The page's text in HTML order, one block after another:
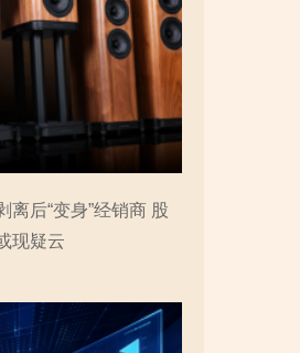
离后“变身”经销商 股
现疑云